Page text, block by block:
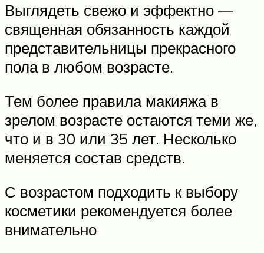
Выглядеть свежо и эффектно —
священная обязанность каждой
представительницы прекрасного
пола в любом возрасте.
Тем более правила макияжа в
зрелом возрасте остаются теми же,
что и в 30 или 35 лет. Несколько
меняется состав средств.
С возрастом подходить к выбору
косметики рекомендуется более
внимательно